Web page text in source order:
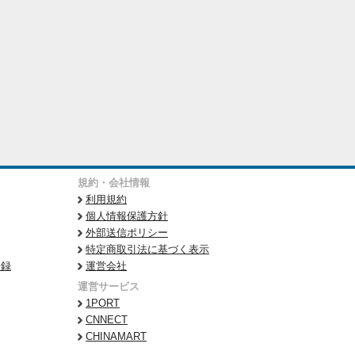
規約・会社情報
利用規約
個人情報保護方針
外部送信ポリシー
特定商取引法に基づく表示
運営会社
運営サービス
1PORT
CNNECT
CHINAMART